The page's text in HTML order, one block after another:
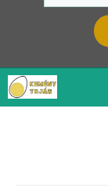
Kilépés